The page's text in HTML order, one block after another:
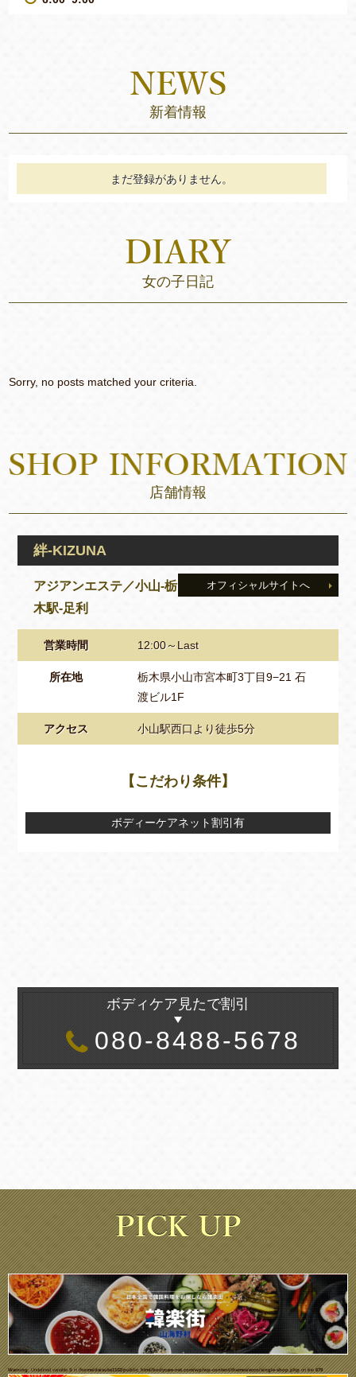
新着情報
まだ登録がありません。
女の子日記
Sorry, no posts matched your criteria.
店舗情報
絆-KIZUNA
オフィシャルサイトへ
アジアンエステ／小山‐栃
木駅‐足利
営業時間 12:00～Last
所在地
栃木県小山市宮本町3丁目9−21 石
渡ビル1F
アクセス 小山駅西口より徒歩5分
【こだわり条件】
ボディーケアネット割引有
ボディケア見たで割引
080-8488-5678
Warning: Undefined variable $i in/home/daisuke1102/public_html/bodycare-net.com/wp/wp-content/themes/ecco/single-shop.phpon line679